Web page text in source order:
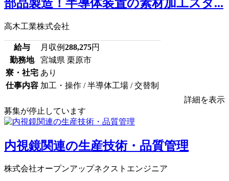
部品製造！半導体装置の素材加工スタ...
高木工業株式会社
給与 月収例288,275円
勤務地
宮城県 栗原市
寮・社宅 あり
仕事内容 加工・操作 / 半導体工場 / 交替制
詳細を表示
募集が停止しています
内視鏡関連の生産技術・品質管理
株式会社オープンアップネクストエンジニア